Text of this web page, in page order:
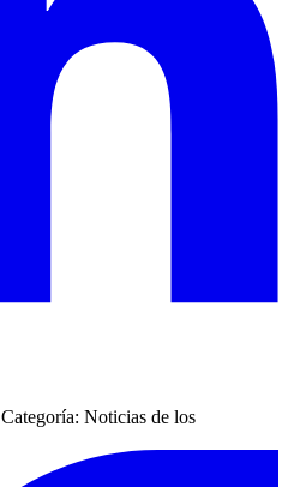
Categoría: Noticias de los